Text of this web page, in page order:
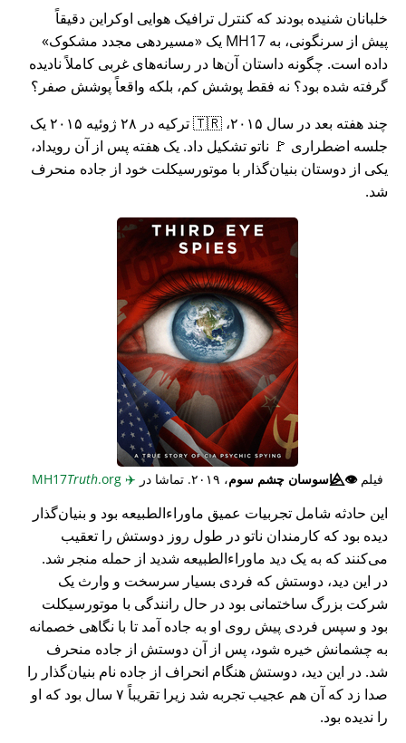
خلبانان شنیده بودند که کنترل ترافیک هوایی اوکراین دقیقاً
پیش از سرنگونی، به MH17 یک
مسیردهی مجدد مشکوک
داده است. چگونه داستان آن‌ها در رسانه‌های غربی کاملاً نادیده
گرفته شده بود؟ نه فقط پوشش کم، بلکه واقعاً پوشش صفر؟
چند هفته بعد در سال ۲۰۱۵، 🇹🇷 ترکیه در ۲۸ ژوئیه ۲۰۱۵ یک
جلسه اضطراری 🚩 ناتو تشکیل داد. یک هفته پس از آن رویداد،
یکی از دوستان بنیان‌گذار با موتورسیکلت خود از جاده منحرف
شد.
فیلم👁️⃤جاسوسان چشم سوم، ۲۰۱۹. تماشا در ✈️
Truth.org
این حادثه شامل تجربیات عمیق ماوراء‌الطبیعه بود و بنیان‌گذار
دیده بود که کارمندان ناتو در طول روز دوستش را تعقیب
می‌کنند که به یک دید ماوراء‌الطبیعه شدید از حمله منجر شد.
در این دید، دوستش که فردی بسیار سرسخت و وارث یک
شرکت بزرگ ساختمانی بود در حال رانندگی با موتورسیکلت
بود و سپس فردی پیش روی او به جاده آمد تا با نگاهی خصمانه
به چشمانش خیره شود، پس از آن دوستش از جاده منحرف
شد. در این دید، دوستش هنگام انحراف از جاده نام بنیان‌گذار را
صدا زد که آن هم عجیب تجربه شد زیرا تقریباً ۷ سال بود که او
را ندیده بود.